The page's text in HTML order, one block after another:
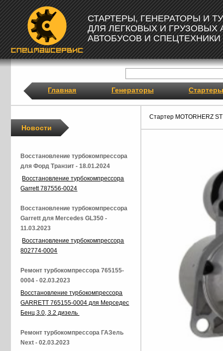
СТАРТЕРЫ, ГЕНЕРАТОРЫ И
ДЛЯ ЛЕГКОВЫХ И ГРУЗОВЫХ
АВТОБУСОВ И СПЕЦТЕХНИКИ
Главная Генераторы Стартеры
Стартер MOTORHERZ
Новости
Восстановление турбокомпрессора
для Форд Транзит - 18.01.2024
Восстановление турбокомпрессора
Garrett 787556-0024
Восстановление турбокомпрессора
Garrett для Mercedes GL350 -
11.03.2023
Восстановление турбокомпрессора
802774-0004
Ремонт турбокомпрессора 765155-
0004 - 02.03.2023
Восстановление турбокомпрессора
GARRETT 765155-0004 для Мерседес
Бенц 3.0, 3.2 дизель
Ремонт турбокомпрессора ГАЗель
Next - 02.03.2023